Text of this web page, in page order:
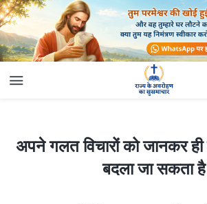
अपने गलत विचारों को जानकर ही खुद को सचमुच बदला जा
अपने गलत विचारों को जानकर
बदला जा सकता है